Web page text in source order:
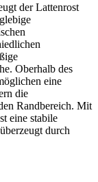
der Lattenrost
Oberhalb des
eine
die
Randbereich. Mit
eine stabile
durch